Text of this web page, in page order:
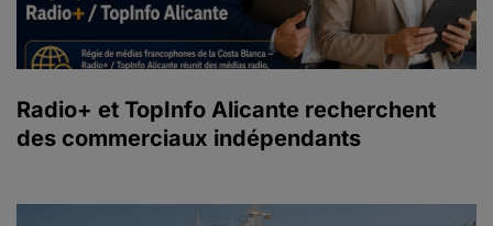
Radio+ et TopInfo Alicante recherchent
des commerciaux indépendants